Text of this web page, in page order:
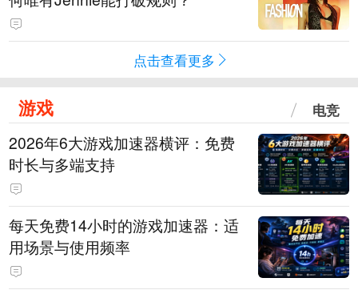
点击查看更多
游戏 电竞
2026年6大游戏加速器横评：免费
时长与多端支持
每天免费14小时的游戏加速器：适
用场景与使用频率